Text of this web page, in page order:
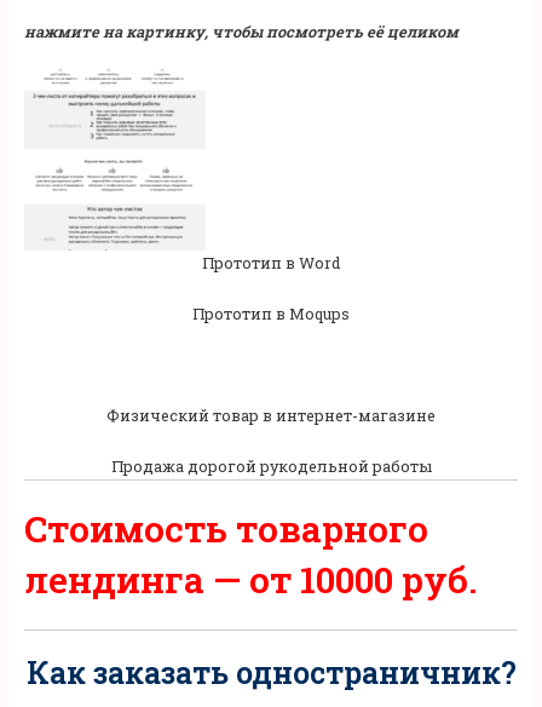
нажмите на картинку, чтобы посмотреть её целиком
Прототип в Word
Прототип в Moqups
Физический товар в интернет-магазине
Продажа дорогой рукодельной работы
Стоимость товарного
лендинга — от 10000 руб.
Как заказать одностраничник?